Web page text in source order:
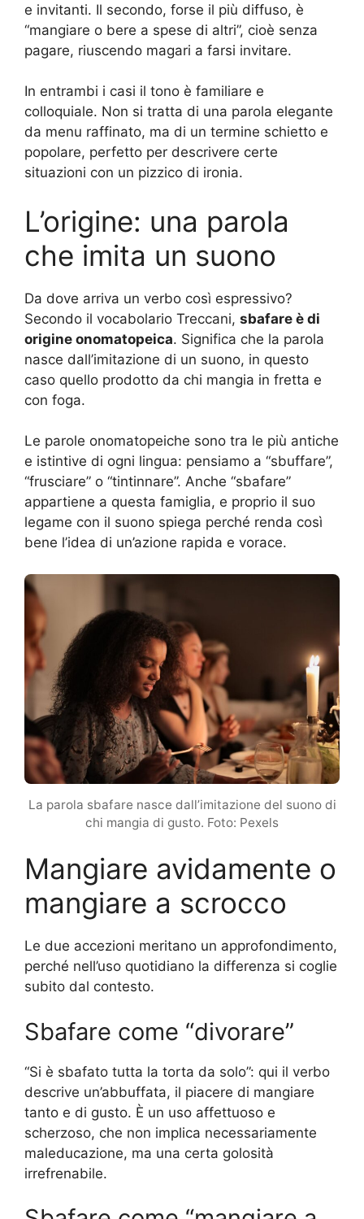
e invitanti. Il secondo, forse il più diffuso, è
“mangiare o bere a spese di altri”, cioè senza
pagare, riuscendo magari a farsi invitare.
In entrambi i casi il tono è familiare e
colloquiale. Non si tratta di una parola elegante
da menu raffinato, ma di un termine schietto e
popolare, perfetto per descrivere certe
situazioni con un pizzico di ironia.
L’origine: una parola
che imita un suono
Da dove arriva un verbo così espressivo?
Secondo il vocabolario Treccani, sbafare è di
origine onomatopeica. Significa che la parola
nasce dall’imitazione di un suono, in questo
caso quello prodotto da chi mangia in fretta e
con foga.
Le parole onomatopeiche sono tra le più antiche
e istintive di ogni lingua: pensiamo a “sbuffare”,
“frusciare” o “tintinnare”. Anche “sbafare”
appartiene a questa famiglia, e proprio il suo
legame con il suono spiega perché renda così
bene l’idea di un’azione rapida e vorace.
La parola sbafare nasce dall’imitazione del suono di
chi mangia di gusto. Foto: Pexels
Mangiare avidamente o
mangiare a scrocco
Le due accezioni meritano un approfondimento,
perché nell’uso quotidiano la differenza si coglie
subito dal contesto.
Sbafare come “divorare”
“Si è sbafato tutta la torta da solo”: qui il verbo
descrive un’abbuffata, il piacere di mangiare
tanto e di gusto. È un uso affettuoso e
scherzoso, che non implica necessariamente
maleducazione, ma una certa golosità
irrefrenabile.